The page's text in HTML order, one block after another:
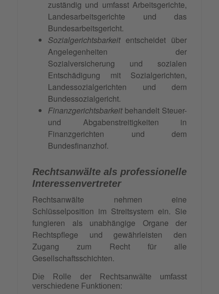
zuständig und umfasst Arbeitsgerichte,
Landesarbeitsgerichte und das
Bundesarbeitsgericht.
Sozialgerichtsbarkeitentscheidet über
Angelegenheiten der
Sozialversicherung und sozialen
Entschädigung mit Sozialgerichten,
Landessozialgerichten und dem
Bundessozialgericht.
Finanzgerichtsbarkeitbehandelt Steuer-
und Abgabenstreitigkeiten in
Finanzgerichten und dem
Bundesfinanzhof.
Rechtsanwälte als professionelle
Interessenvertreter
Rechtsanwälte nehmen eine
Schlüsselposition im Streitsystem ein. Sie
fungieren als unabhängige Organe der
Rechtspflege und gewährleisten den
Zugang zum Recht für alle
Gesellschaftsschichten.
Die Rolle der Rechtsanwälte umfasst
verschiedene Funktionen: